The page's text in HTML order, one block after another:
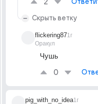
2
Скрыть ветку
flickering87
Оракул
1г
Чушь
0
pig_with_no_idea1г